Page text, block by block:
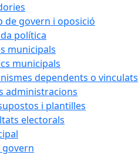
de govern i oposició
política
municipals
municipals
dependents o vinculats
administracions
i plantilles
electorals
govern